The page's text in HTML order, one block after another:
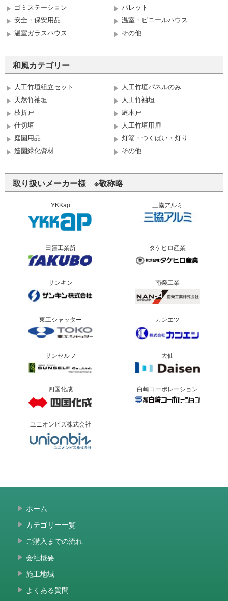
ゴミステーション
パレット
安全・保安用品
温室・ビニールハウス
温室ガラスハウス
その他
和風カテゴリー
人工竹垣組立セット
人工竹垣パネルのみ
天然竹袖垣
人工竹袖垣
枝折戸
庭木戸
仕切垣
人工竹垣用扉
庭園用品
灯篭・つくばい・灯り
造園緑化資材
その他
取り扱いメーカー様 ※敬称略
YKKap 三協アルミ
田窪工業所 タケヒロ産業
サンキン 南榮工業
東工シャッター カンエツ
サンセルフ 大仙
四国化成 白崎コーポレーション
ユニオンビズ株式会社
ホーム
カテゴリー一覧
ご購入までの流れ
会社概要
施工地域
よくある質問